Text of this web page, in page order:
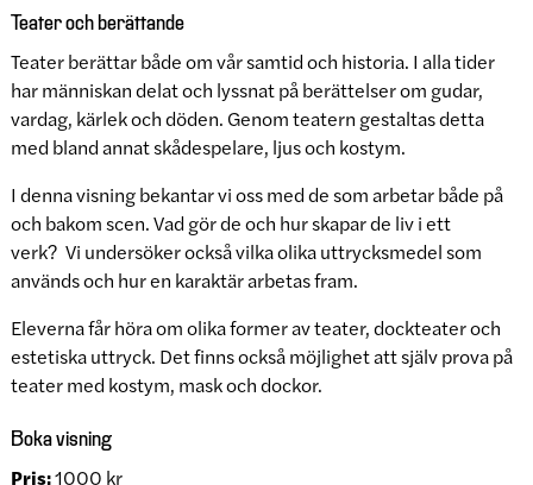
Teater och berättande
Teater berättar både om vår samtid och historia. I alla tider
har människan delat och lyssnat på berättelser om gudar,
vardag, kärlek och döden. Genom teatern gestaltas detta
med bland annat skådespelare, ljus och kostym.
I denna visning bekantar vi oss med de som arbetar både på
och bakom scen. Vad gör de och hur skapar de liv i ett
verk? Vi undersöker också vilka olika uttrycksmedel som
används och hur en karaktär arbetas fram.
Eleverna får höra om olika former av teater, dockteater och
estetiska uttryck. Det finns också möjlighet att själv prova på
teater med kostym, mask och dockor.
Boka visning
Pris:1000 kr